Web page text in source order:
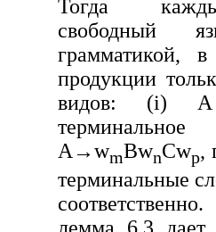
Тогда
свободный
грамматикой,
продукции
видов: (i)
A→wmBwnCwp,
терминальные